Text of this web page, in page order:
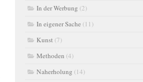
In der Werbung (2)
In eigener Sache (11)
Kunst (7)
Methoden (4)
Naherholung (14)